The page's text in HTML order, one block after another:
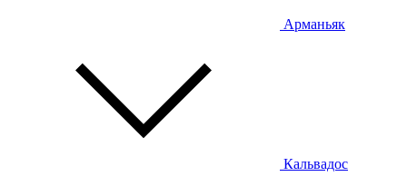
Арманьяк
Кальвадос